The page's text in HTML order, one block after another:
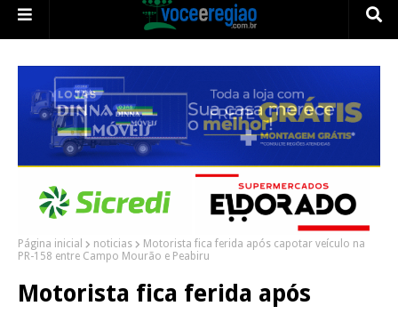
Página inicial noticias
Motorista fica ferida após capotar veículo na
PR-158 entre Campo Mourão e Peabiru
Motorista fica ferida após